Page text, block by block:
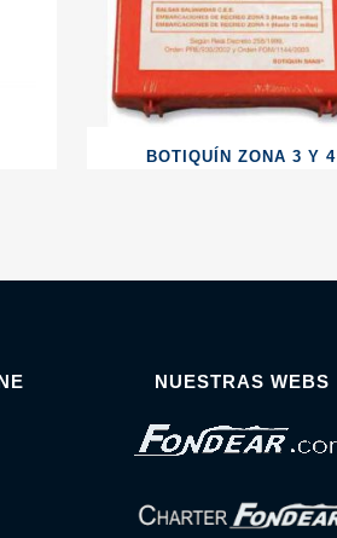
BOTIQUÍN ZONA 3 Y 4
NUESTRAS WEBS